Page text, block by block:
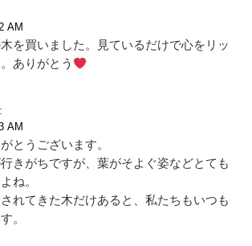
AM
を買いました。見ているだけで心をリッ
ありがとう
AM
とうございます。
きがちですが、葉がそよぐ姿などとても
ね。
れてきた木だけあると、私たちもいつも
。